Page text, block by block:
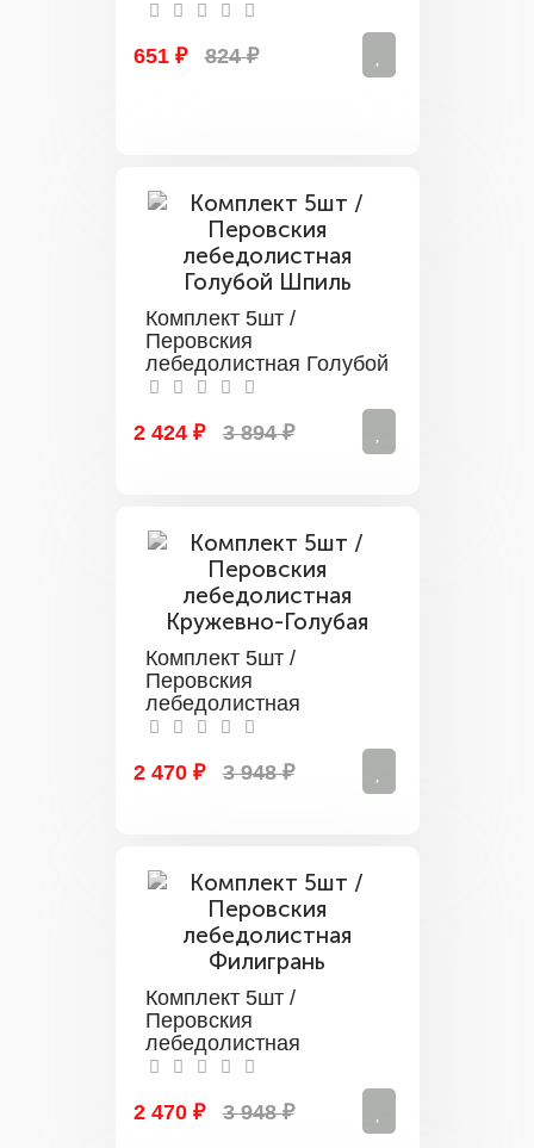
651 ₽ 824 ₽
Комплект 5шт /
Перовския
лебедолистная Голубой
Шпиль
2 424 ₽
3 894 ₽
Комплект 5шт /
Перовския
лебедолистная
Кружевно-Голубая
2 470 ₽
3 948 ₽
Комплект 5шт /
Перовския
лебедолистная
Филигрань
2 470 ₽
3 948 ₽